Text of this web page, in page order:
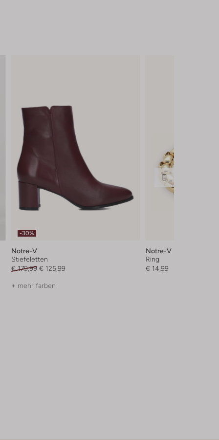
-30%
Notre-V
Stiefeletten
€ 179,99 € 125,99
+ mehr farben
Notre-V
Ring
€ 14,99